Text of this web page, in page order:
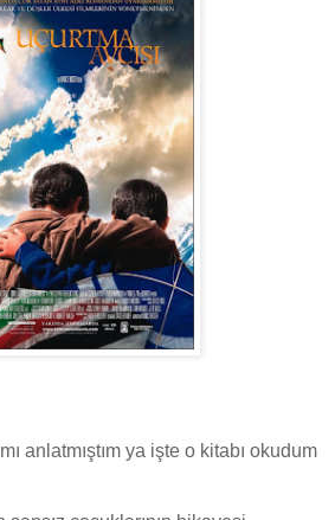
anlatmıştım ya işte o kitabı okudum